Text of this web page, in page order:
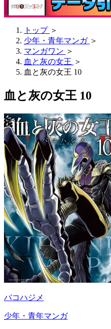
トップ ＞
少年・青年マンガ ＞
マンガワン ＞
血と灰の女王 ＞
血と灰の女王 10
血と灰の女王 10
バコハジメ
少年・青年マンガ